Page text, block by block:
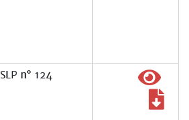
SLP n° 124